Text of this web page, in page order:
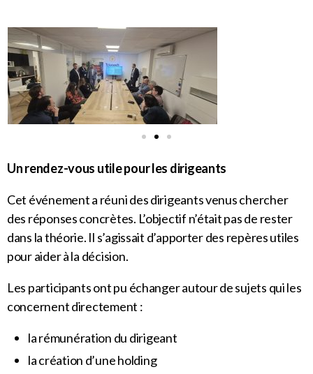
Un rendez-vous utile pour les dirigeants
Cet événement a réuni des dirigeants venus chercher
des réponses concrètes. L’objectif n’était pas de rester
dans la théorie. Il s’agissait d’apporter des repères utiles
pour aider à la décision.
Les participants ont pu échanger autour de sujets qui les
concernent directement :
la rémunération du dirigeant
la création d’une holding